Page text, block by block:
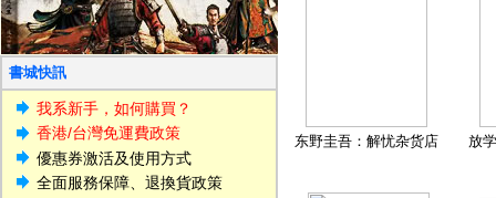
書城快訊
我系新手，如何購買？
香港/台灣免運費政策
優惠券激活及使用方式
全面服務保障、退換貨政策
东野圭吾：解忧杂货店 放